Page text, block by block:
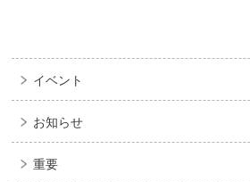
イベント
お知らせ
重要